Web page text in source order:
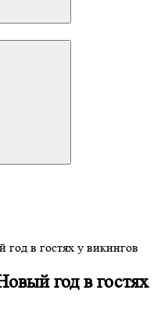
год в гостях у викингов
год в гостях